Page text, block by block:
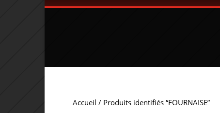
Accueil / Produits identifiés “FOURNAISE”